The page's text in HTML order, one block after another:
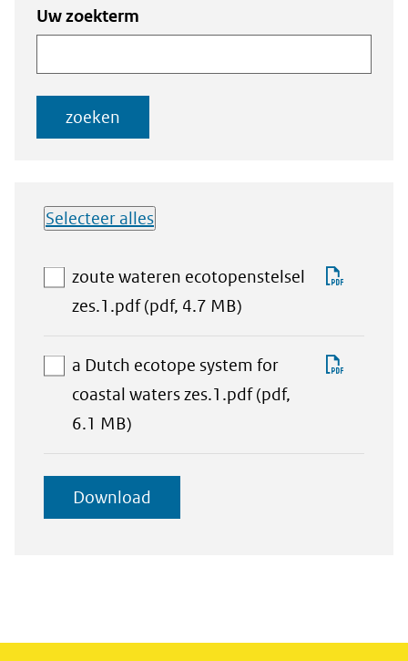
Zoeken
naar
documenten
Zoeken naar
Uw zoekterm
zoeken
Selecteer alles
downloadbare
bestanden
zoute wateren ecotopenstelsel
zes.1.pdf(pdf, 4.7 MB)
selectie
toevoegen
a Dutch ecotope system for
coastal waters zes.1.pdf(pdf,
6.1 MB)
selectie
toevoegen
Download
items